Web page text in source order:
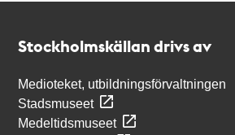
Stockholmskällan drivs av
Medioteket, utbildningsförvaltningen
Stadsmuseet
Medeltidsmuseet